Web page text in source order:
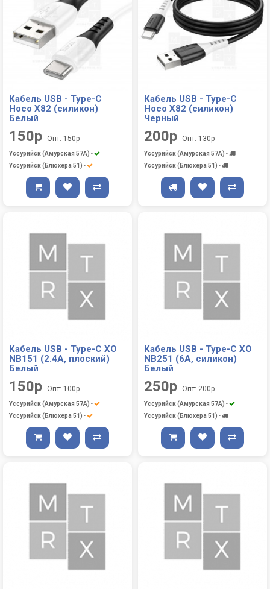
Кабель USB - Type-C
Hoco X82 (силикон)
Белый
150р Опт: 150р
Уссурийск (Амурская 57А) -
Уссурийск (Блюхера 51) -
Кабель USB - Type-C
Hoco X82 (силикон)
Черный
200р Опт: 130р
Уссурийск (Амурская 57А) -
Уссурийск (Блюхера 51) -
Кабель USB - Type-C XO
NB151 (2.4A, плоский)
Белый
150р Опт: 100р
Уссурийск (Амурская 57А) -
Уссурийск (Блюхера 51) -
Кабель USB - Type-C XO
NB251 (6A, силикон)
Белый
250р Опт: 200р
Уссурийск (Амурская 57А) -
Уссурийск (Блюхера 51) -